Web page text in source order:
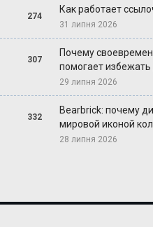
274
Как работает
31 липня 2026
307
Почему
помогает избежать
29 липня 2026
332
Bearbrick: почему
мировой иконой
28 липня 2026